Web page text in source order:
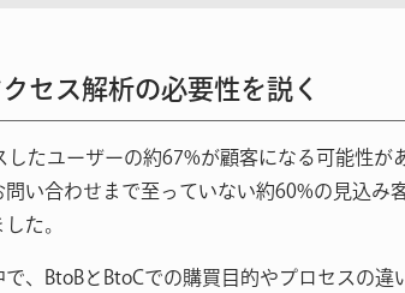
セス解析の必要性を説く
たユーザーの約67%が顧客になる可能性
問い合わせまで至っていない約60%の見込
た。
、BtoBとBtoCでの購買目的やプロセスの